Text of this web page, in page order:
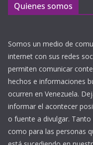
Quienes somos
Somos un medio de
internet con sus redes
permiten comunicar
hechos e informaciones
ocurren en Venezuela.
informar el acontecer
o fuente a divulgar.
como para las personas